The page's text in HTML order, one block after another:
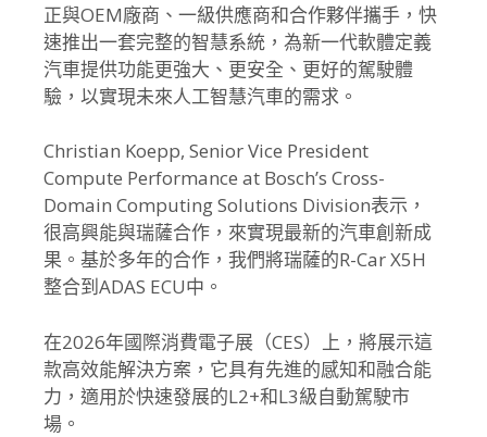
正與OEM廠商、一級供應商和合作夥伴攜手， 快
速推出一套完整的智慧系統， 為新一代軟體定義
汽車提供功能更強大、更安全、更好的駕駛體
驗， 以實現未來人工智慧汽車的需求。
Christian Koepp, Senior Vice President
Compute Performance at Bosch’s Cross-
Domain Computing Solutions Division表示，
很高興能與瑞薩合作， 來實現最新的汽車創新成
果。基於多年的合作，我們將瑞薩的R-Car X5H
整合到ADAS ECU中。
在2026年國際消費電子展（CES）上， 將展示這
款高效能解決方案，它具有先進的感知和融合能
力， 適用於快速發展的L2+和L3級自動駕駛市
場。